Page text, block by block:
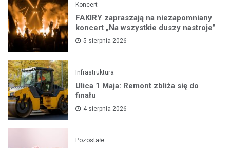
Koncert
FAKIRY zapraszają na niezapomniany
koncert „Na wszystkie duszy nastroje”
5 sierpnia 2026
Infrastruktura
Ulica 1 Maja: Remont zbliża się do
finału
4 sierpnia 2026
Pozostałe